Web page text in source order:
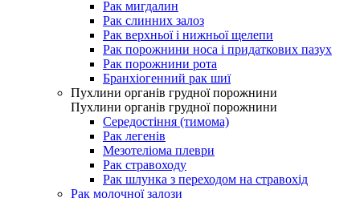
Рак мигдалин
Рак слинних залоз
Рак верхньої і нижньої щелепи
Рак порожнини носа і придаткових пазух
Рак порожнини рота
Бранхіогенний рак шиї
Пухлини органів грудної порожнини
Пухлини органів грудної порожнини
Середостіння (тимома)
Рак легенів
Мезотеліома плеври
Рак стравоходу
Рак шлунка з переходом на стравохід
Рак молочної залози